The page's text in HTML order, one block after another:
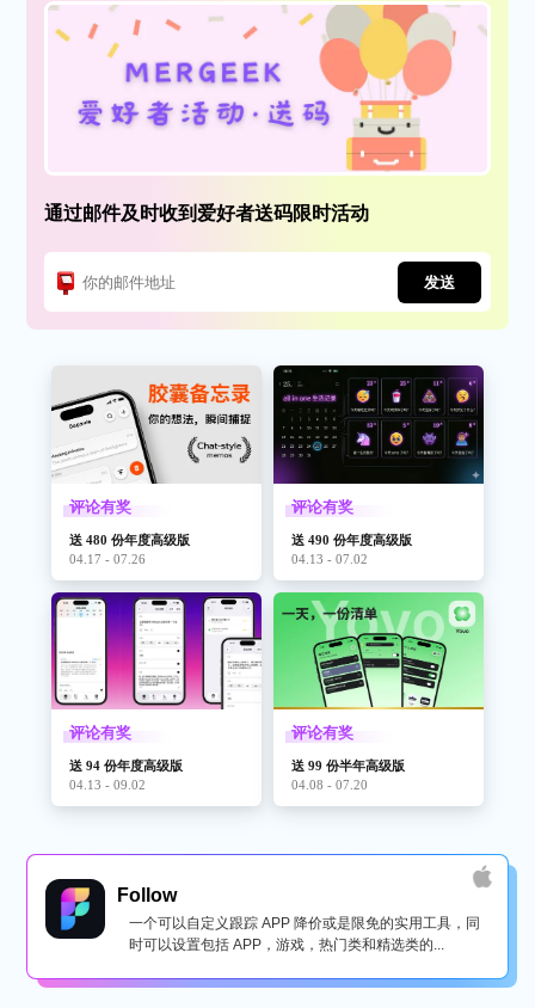
通过邮件及时收到爱好者送码限时活动
发送
评论有奖
送 480 份年度高级版
04.17 - 07.26
评论有奖
送 490 份年度高级版
04.13 - 07.02
评论有奖
送 94 份年度高级版
04.13 - 09.02
评论有奖
送 99 份半年高级版
04.08 - 07.20
Follow
一个可以自定义跟踪 APP 降价或是限免的实用工具，同
时可以设置包括 APP，游戏，热门类和精选类的...